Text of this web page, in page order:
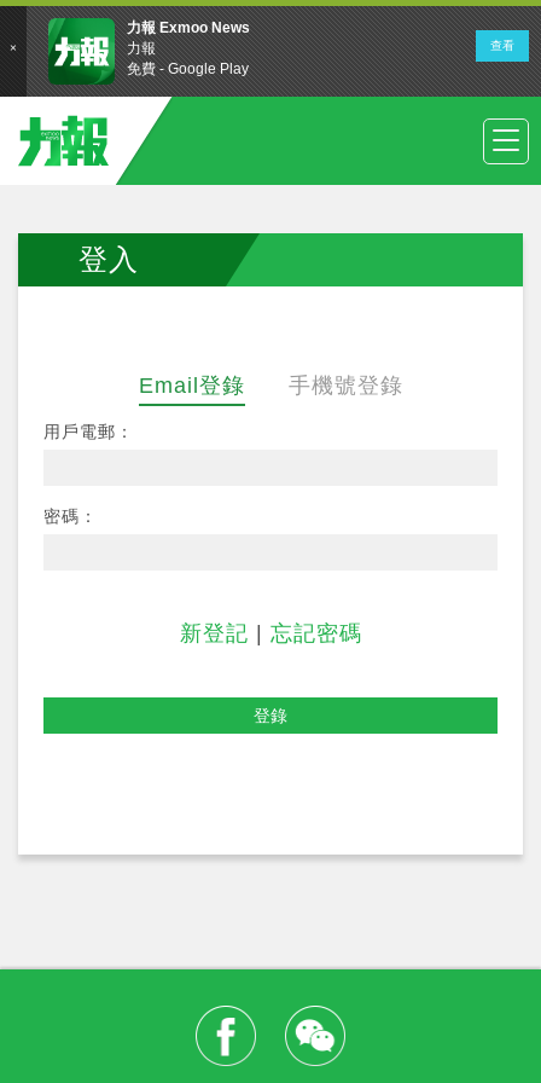
登入
Email登錄 手機號登錄
用戶電郵：
密碼：
新登記 忘記密碼